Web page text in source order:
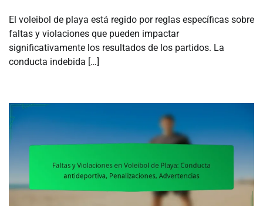
El voleibol de playa está regido por reglas específicas sobre
faltas y violaciones que pueden impactar
significativamente los resultados de los partidos. La
conducta indebida […]